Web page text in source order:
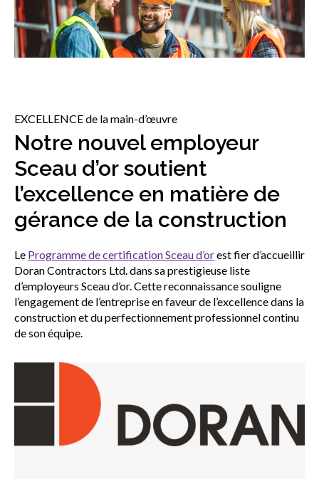
Services axés sur les pratiques
exemplaires
Show
sub
menu
Événements
EXCELLENCE de la main-d’œuvre
Notre nouvel employeur
Sceau d’or soutient
l’excellence en matière de
gérance de la construction
Le Programme de certification Sceau d’orest fier d’accueillir
Doran Contractors Ltd. dans sa prestigieuse liste
d’employeurs Sceau d’or. Cette reconnaissance souligne
l’engagement de l’entreprise en faveur de l’excellence dans la
construction et du perfectionnement professionnel continu
de son équipe.